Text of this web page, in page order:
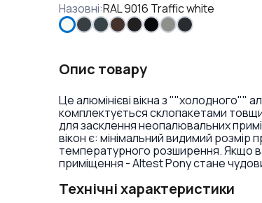
Назовні:RAL 9016 Traffic white
Опис товару
Це алюмінієві вікна з ""холодного""
комплектується склопакетами
для засклення неопалювальних
вікон є: мінімальний видимий розмір
температурного розширення. Якщо
приміщення - Altest Pony стане
Технічні характеристики